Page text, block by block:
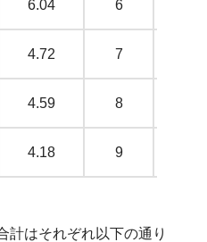
6.04 6
4.72 7
4.59 8
4.18 9
計はそれぞれ以下の通り